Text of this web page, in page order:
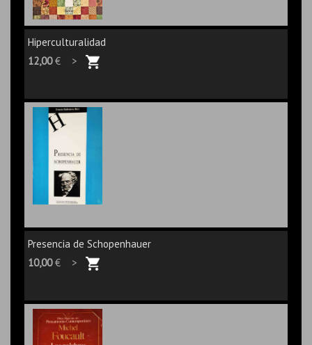
Hiperculturalidad
12,00€ >
Presencia de Schopenhauer
10,00€ >